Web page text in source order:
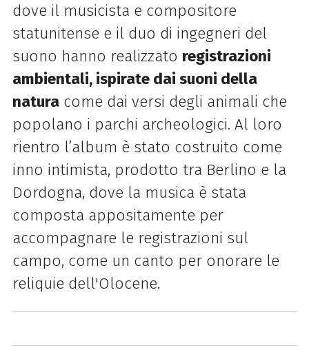
dove il musicista e compositore
statunitense e il duo di ingegneri del
suono hanno realizzato registrazioni
ambientali, ispirate dai suoni della
naturacome dai versi degli animali che
popolano i parchi archeologici. Al loro
rientro l’album è stato costruito come
inno intimista, prodotto tra Berlino e la
Dordogna, dove la musica è stata
composta appositamente per
accompagnare le registrazioni sul
campo, come un canto per onorare le
reliquie dell'Olocene.